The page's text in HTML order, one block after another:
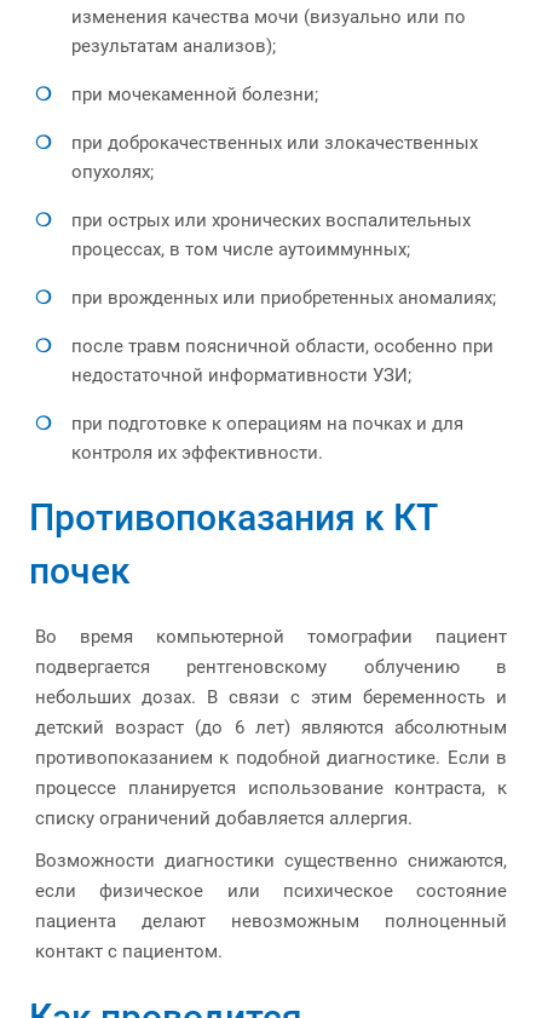
изменения качества мочи (визуально или по
результатам анализов);
при мочекаменной болезни;
при доброкачественных или злокачественных
опухолях;
при острых или хронических воспалительных
процессах, в том числе аутоиммунных;
при врожденных или приобретенных аномалиях;
после травм поясничной области, особенно при
недостаточной информативности УЗИ;
при подготовке к операциям на почках и для
контроля их эффективности.
Противопоказания к КТ
почек
Во время компьютерной томографии пациент
подвергается рентгеновскому облучению в
небольших дозах. В связи с этим беременность и
детский возраст (до 6 лет) являются абсолютным
противопоказанием к подобной диагностике. Если в
процессе планируется использование контраста, к
списку ограничений добавляется аллергия.
Возможности диагностики существенно снижаются,
если физическое или психическое состояние
пациента делают невозможным полноценный
контакт с пациентом.